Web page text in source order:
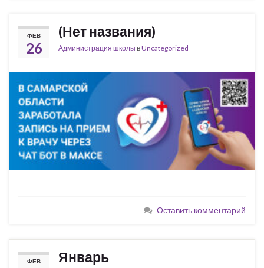
ФЕВ
26
(Нет названия)
Администрация школы вUncategorized
Оставить комментарий
ФЕВ Январь